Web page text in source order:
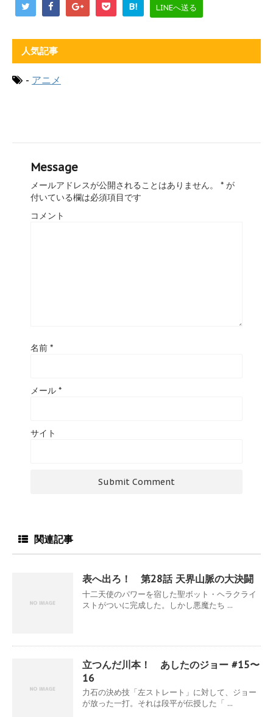
B! LINEへ送る
人気記事
- アニメ
Message
メールアドレスが公開されることはありません。 * が
付いている欄は必須項目です
コメント
名前 *
メール *
サイト
関連記事
表へ出ろ！ 第28話 天界山脈の大決闘
十二天使のパワーを宿した聖ボット・ヘラクライ
ストがついに完成した。しかし悪魔たち ...
立つんだ川本！ あしたのジョー #15〜
16
力石の決め技「左ストレート」に対して、ジョー
が放った一打。それは段平が伝授した「 ...